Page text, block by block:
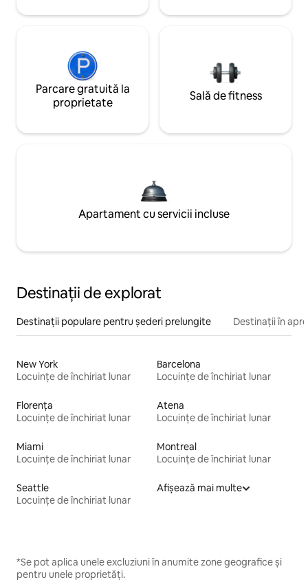
Parcare gratuită la
proprietate
Sală de fitness
Apartament cu servicii incluse
Destinații de explorat
Destinații populare pentru șederi prelungite Destinații în
New York
Locuințe de închiriat lunar
Barcelona
Locuințe de închiriat lunar
Florența
Locuințe de închiriat lunar
Atena
Locuințe de închiriat lunar
Miami
Locuințe de închiriat lunar
Montreal
Locuințe de închiriat lunar
Seattle
Locuințe de închiriat lunar
Afișează mai multe
*Se pot aplica unele excluziuni în anumite zone geografice și
pentru unele proprietăți.